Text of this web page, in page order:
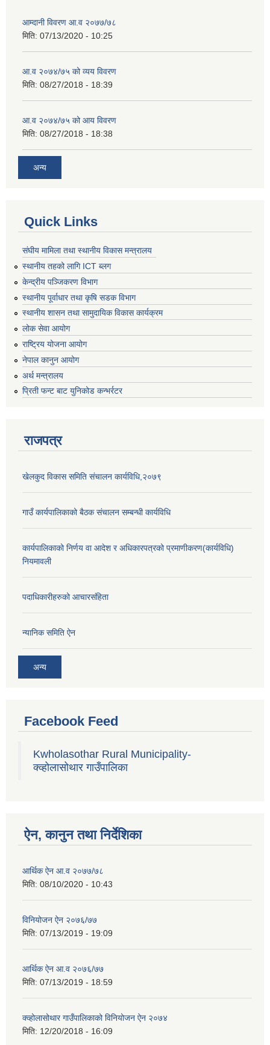
आम्दानी विवरण आ.व २०७७/७८
मिति: 07/13/2020 - 10:25
आ.व २०७४/७५ को व्यय विवरण
मिति: 08/27/2018 - 18:39
आ.व २०७४/७५ को आय विवरण
मिति: 08/27/2018 - 18:38
अन्य
Quick Links
संघीय मामिला तथा स्थानीय विकास मन्त्रालय
स्थानीय तहको लागि ICT ब्लग
केन्द्रीय पञ्जिकरण विभाग
स्थानीय पूर्वाधार तथा कृषि सडक विभाग
स्थानीय शासन तथा सामुदायिक विकास कार्यक्रम
लोक सेवा आयोग
राष्ट्रिय योजना आयोग
नेपाल कानुन आयोग
अर्थ मन्त्रालय
प्रिती फन्ट बाट युनिकोड कन्भर्रटर
राजपत्र
खेलकुद विकास समिति संचालन कार्यविधि,२०७९
गाउँ कार्यपालिकाको बैठक संचालन सम्बन्धी कार्यविधि
कार्यपालिकाको निर्णय वा आदेश र अधिकारपत्रको प्रमाणीकरण(कार्यविधि)
नियमावली
पदाधिकारीहरुको आचारसंहिता
न्यानिक समिति ऐन
अन्य
Facebook Feed
Kwholasothar Rural Municipality-
क्व्होलासोथार गाउँपालिका
ऐन, कानुन तथा निर्देशिका
आर्थिक ऐन आ.व २०७७/७८
मिति: 08/10/2020 - 10:43
विनियोजन ऐन २०७६/७७
मिति: 07/13/2019 - 19:09
आर्थिक ऐन आ.व २०७६/७७
मिति: 07/13/2019 - 18:59
क्व्होलासोथार गाउँपालिकाको विनियोजन ऐन २०७४
मिति: 12/20/2018 - 16:09